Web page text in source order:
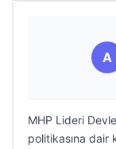
A
MHP Lideri
politikasına dair